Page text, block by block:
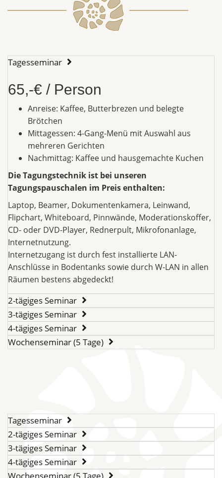
Tagesseminar
65,-€ / Person
Anreise: Kaffee, Butterbrezen und belegte
Brötchen
Mittagessen: 4-Gang-Menü mit Auswahl aus
mehreren Gerichten
Nachmittag: Kaffee und hausgemachte Kuchen
Die Tagungstechnik ist bei unseren
Tagungspauschalen im Preis enthalten:
Laptop, Beamer, Dokumentenkamera, Leinwand,
Flipchart, Whiteboard, Pinnwände, Moderationskoffer,
CD- oder DVD-Player, Rednerpult, Mikrofonanlage,
Internetnutzung.
Internetzugang ist durch fest installierte LAN-
Anschlüsse in Bodentanks sowie durch W-LAN in allen
Räumen bestens abgedeckt!
2-tägiges Seminar
3-tägiges Seminar
4-tägiges Seminar
Wochenseminar (5 Tage)
Tagesseminar
2-tägiges Seminar
3-tägiges Seminar
4-tägiges Seminar